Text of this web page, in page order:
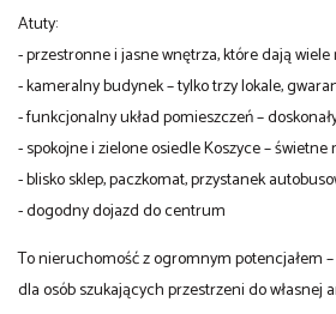
Atuty:
- przestronne i jasne wnętrza, które dają
- kameralny budynek – tylko trzy lokale,
- funkcjonalny układ pomieszczeń –
- spokojne i zielone osiedle Koszyce –
- blisko sklep, paczkomat, przystanek
- dogodny dojazd do centrum
To nieruchomość z ogromnym potencjałem
dla osób szukających przestrzeni do własnej